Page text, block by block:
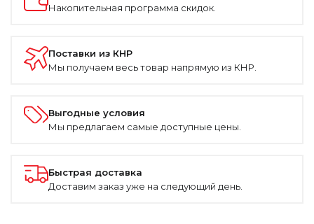
Накопительная программа скидок.
Поставки из КНР
Мы получаем весь товар напрямую из КНР.
Выгодные условия
Мы предлагаем самые доступные цены.
Быстрая доставка
Доставим заказ уже на следующий день.